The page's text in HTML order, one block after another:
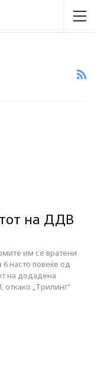
на ДДВ
им се вратени
насто повеќе од
на додадена
откако „Трилинг“